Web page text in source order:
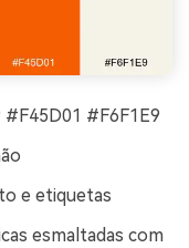
#F6F1E9
e etiquetas
esmaltadas com